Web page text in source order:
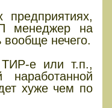
менеджер на
вообще нечего.
е или т.п.,
хуже чем по